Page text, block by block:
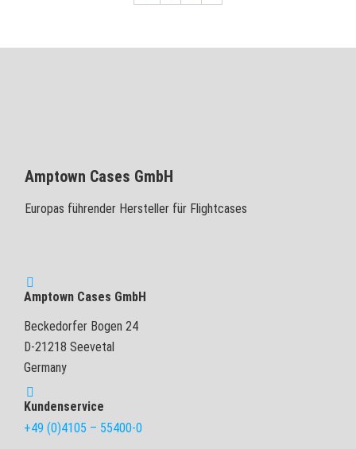
Amptown Cases GmbH
Europas führender Hersteller für Flightcases
Amptown Cases GmbH
Beckedorfer Bogen 24
D-21218 Seevetal
Germany
Kundenservice
+49 (0)4105 – 55400-0